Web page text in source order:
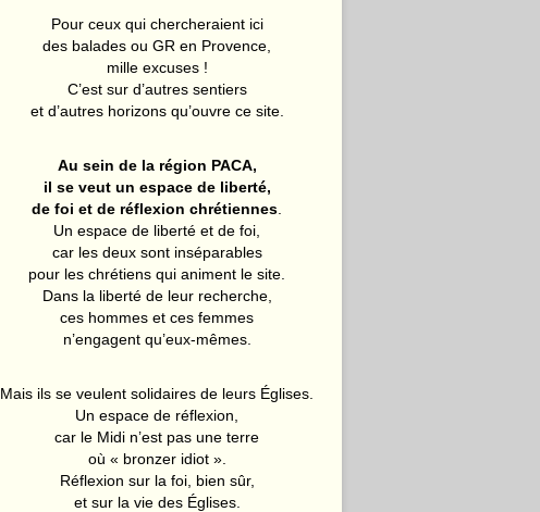
Pour ceux qui chercheraient ici
des balades ou GR en Provence,
mille excuses !
C’est sur d’autres sentiers
et d’autres horizons qu’ouvre ce site.
Au sein de la région PACA,
il se veut un espace de liberté,
de foi et de réflexion chrétiennes
Un espace de liberté et de foi,
car les deux sont inséparables
pour les chrétiens qui animent le site.
Dans la liberté de leur recherche,
ces hommes et ces femmes
n’engagent qu’eux-mêmes.
Mais ils se veulent solidaires de leurs Églises.
Un espace de réflexion,
car le Midi n’est pas une terre
où « bronzer idiot ».
Réflexion sur la foi, bien sûr,
et sur la vie des Églises.